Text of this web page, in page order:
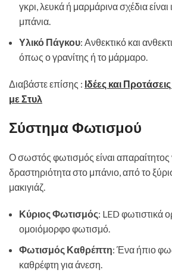
γκρι, λευκά ή μαρμάρινα σχέδια είναι
μπάνια.
Υλικό Πάγκου: Ανθεκτικό και
όπως ο γρανίτης ή το μάρμαρο.
Διαβάστε επίσης : Ιδέες και
με Στυλ
Σύστημα Φωτισμού
Ο σωστός φωτισμός είναι απαραίτητος
δραστηριότητα στο μπάνιο, από το
μακιγιάζ.
Κύριος Φωτισμός: LED φωτιστικά
ομοιόμορφο φωτισμό.
Φωτισμός Καθρέπτη: Ένα ήπιο
καθρέφτη για άνεση.